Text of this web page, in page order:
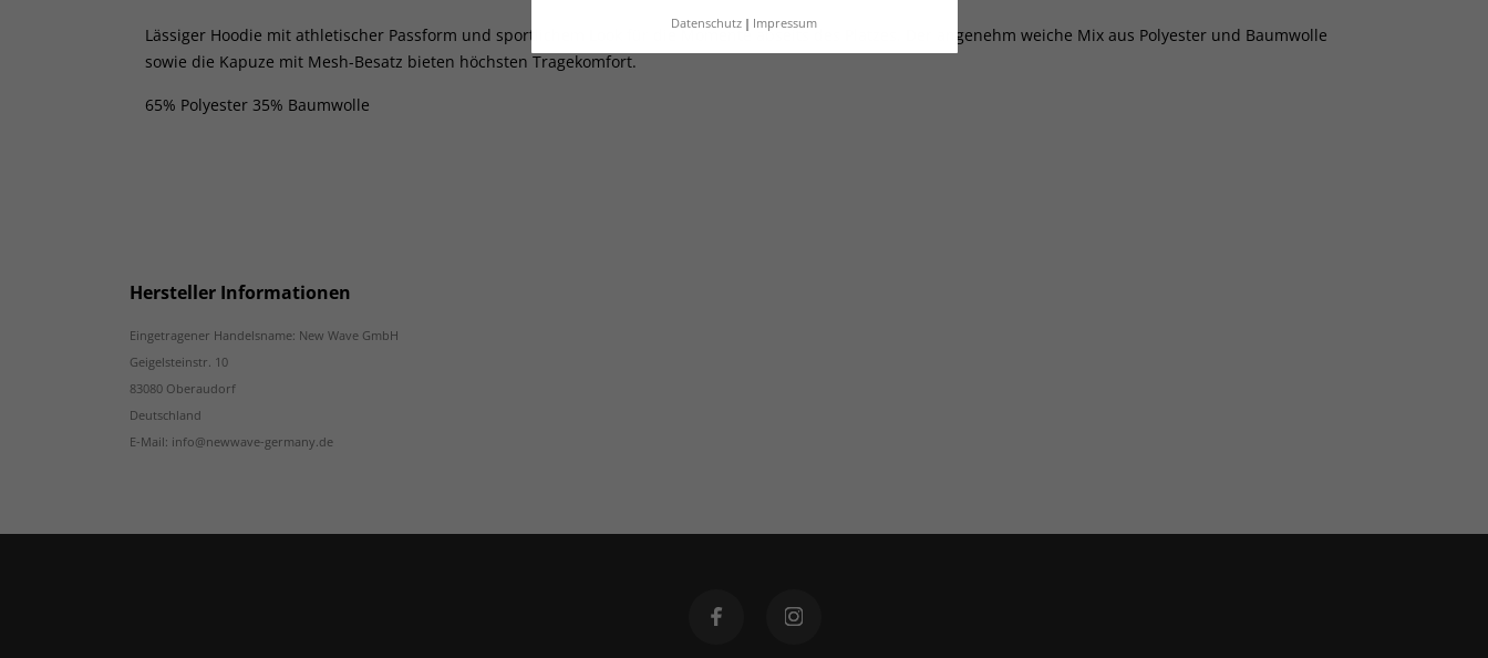
Datenschutz Impressum
Lässiger Hoodie mit athletischer Passform und sportlichem Look für die Momente abseits des Platzes. Der angenehm weiche Mix aus Polyester und Baumwolle
sowie die Kapuze mit Mesh-Besatz bieten höchsten Tragekomfort.
65% Polyester 35% Baumwolle
Hersteller Informationen
Eingetragener Handelsname: New Wave GmbH
Geigelsteinstr. 10
83080 Oberaudorf
Deutschland
E-Mail: info@newwave-germany.de